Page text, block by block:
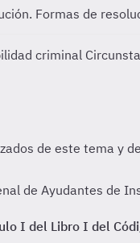
Formas de
criminal
de Ayudantes de
I del Libro I del